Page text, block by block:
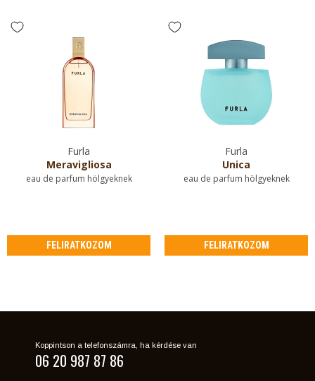
Furla
Meravigliosa
eau de parfum hölgyeknek
FELIRATKOZOM
Furla
Unica
eau de parfum hölgyeknek
FELIRATKOZOM
Koppintson a telefonszámra, ha kérdése van
06 20 987 87 86